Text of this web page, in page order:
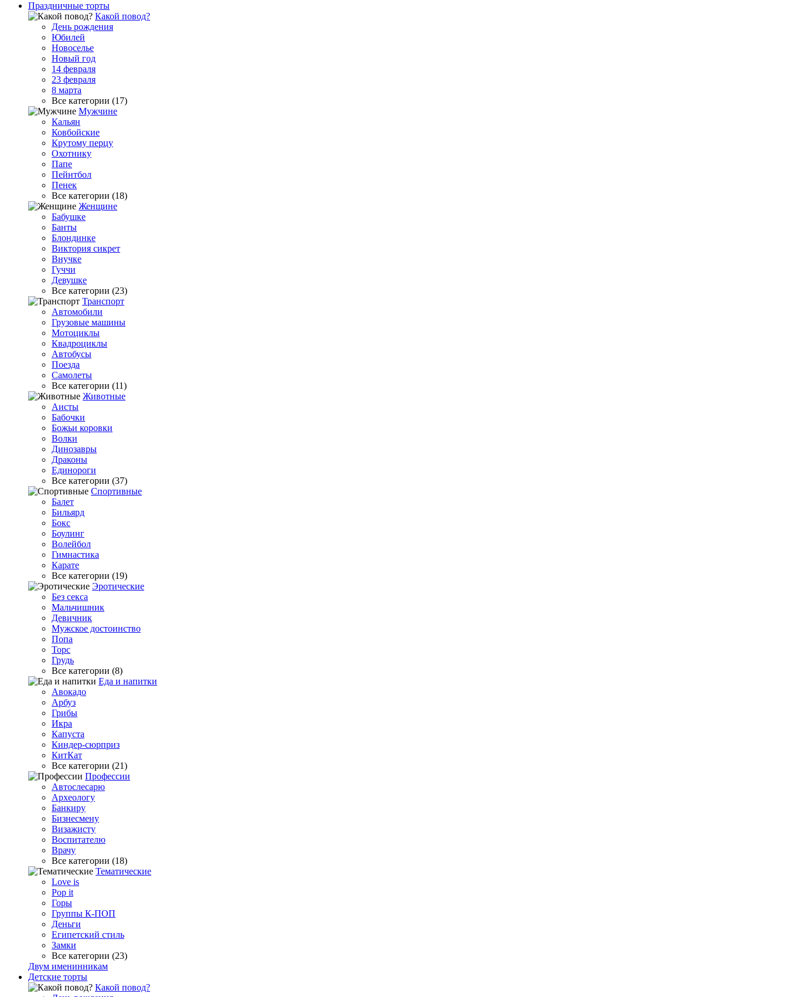
Праздничные торты
Какой повод?
День рождения
Юбилей
Новоселье
Новый год
14 февраля
23 февраля
8 марта
Все категории (17)
Мужчине
Кальян
Ковбойские
Крутому перцу
Охотнику
Папе
Пейнтбол
Пенек
Все категории (18)
Женщине
Бабушке
Банты
Блондинке
Виктория сикрет
Внучке
Гуччи
Девушке
Все категории (23)
Транспорт
Автомобили
Грузовые машины
Мотоциклы
Квадроциклы
Автобусы
Поезда
Самолеты
Все категории (11)
Животные
Аисты
Бабочки
Божьи коровки
Волки
Динозавры
Драконы
Единороги
Все категории (37)
Спортивные
Балет
Бильярд
Бокс
Боулинг
Волейбол
Гимнастика
Карате
Все категории (19)
Эротические
Без секса
Мальчишник
Девичник
Мужское достоинство
Попа
Торс
Грудь
Все категории (8)
Еда и напитки
Авокадо
Арбуз
Грибы
Икра
Капуста
Киндер-сюрприз
КитКат
Все категории (21)
Профессии
Автослесарю
Археологу
Банкиру
Бизнесмену
Визажисту
Воспитателю
Врачу
Все категории (18)
Тематические
Love is
Pop it
Горы
Группы К-ПОП
Деньги
Египетский стиль
Замки
Все категории (23)
Двум именинникам
Детские торты
Какой повод?